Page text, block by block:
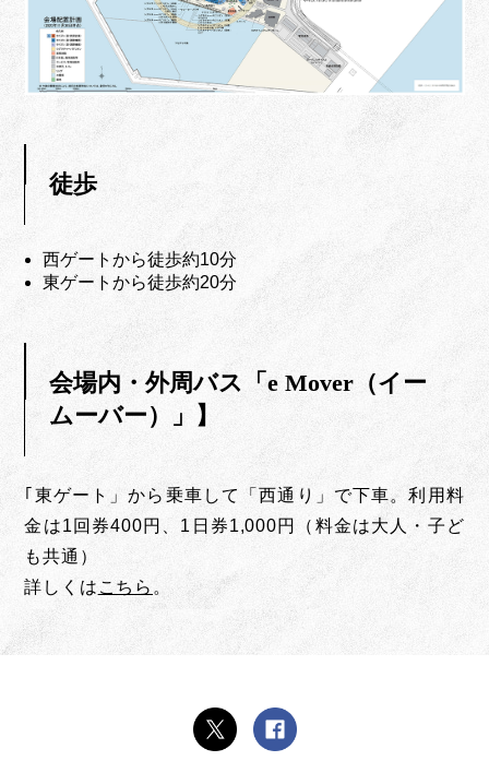
徒歩
西ゲートから徒歩約10分
東ゲートから徒歩約20分
会場内・外周バス「e Mover（イー
ムーバー）」】
｢東ゲート」から乗車して「西通り」で下車。利用料
金は1回券400円、1日券1,000円（料金は大人・子ど
も共通）
詳しくは こちら 。